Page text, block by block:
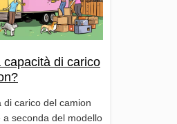
capacità di carico
di carico del camion
a seconda del modello